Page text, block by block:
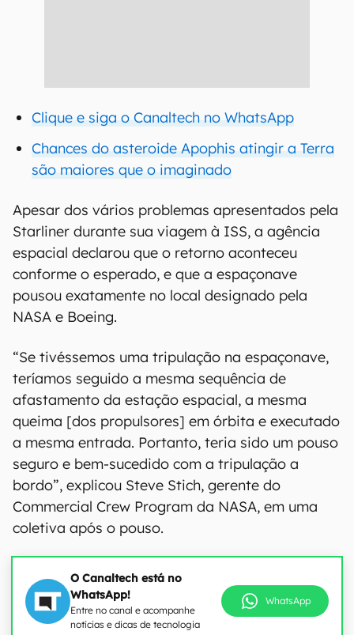
Clique e siga o Canaltech no WhatsApp
Chances do asteroide Apophis atingir a Terra
são maiores que o imaginado
Apesar dos vários problemas apresentados pela
Starliner durante sua viagem à ISS, a agência
espacial declarou que o retorno aconteceu
conforme o esperado, e que a espaçonave
pousou exatamente no local designado pela
NASA e Boeing.
“Se tivéssemos uma tripulação na espaçonave,
teríamos seguido a mesma sequência de
afastamento da estação espacial, a mesma
queima [dos propulsores] em órbita e executado
a mesma entrada. Portanto, teria sido um pouso
seguro e bem-sucedido com a tripulação a
bordo”, explicou Steve Stich, gerente do
Commercial Crew Program da NASA, em uma
coletiva após o pouso.
O Canaltech está no
WhatsApp!
Entre no canal e acompanhe
notícias e dicas de tecnologia
WhatsApp